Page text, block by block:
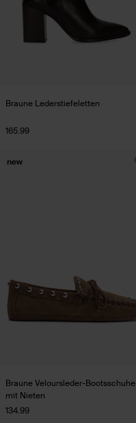
Braune Lederstiefeletten
165.99
Braune Veloursleder-Bootsschuhe
mit Nieten
134.99
new